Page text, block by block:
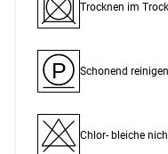
Trocknen im
P Schonend
Chlor- bleiche